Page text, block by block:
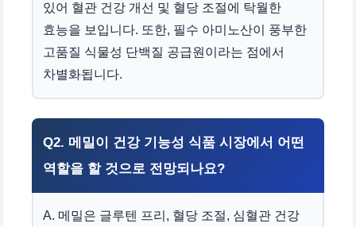
있어 혈관 건강 개선 및 혈당 조절에 탁월한
효능을 보입니다. 또한, 필수 아미노산이 풍부한
고품질 식물성 단백질 공급원이라는 점에서
차별화됩니다.
Q2. 메밀이 건강 기능성 식품 시장에서 어떤
역할을 할 것으로 전망되나요?
A. 메밀은 글루텐 프리, 혈당 조절, 심혈관 건강